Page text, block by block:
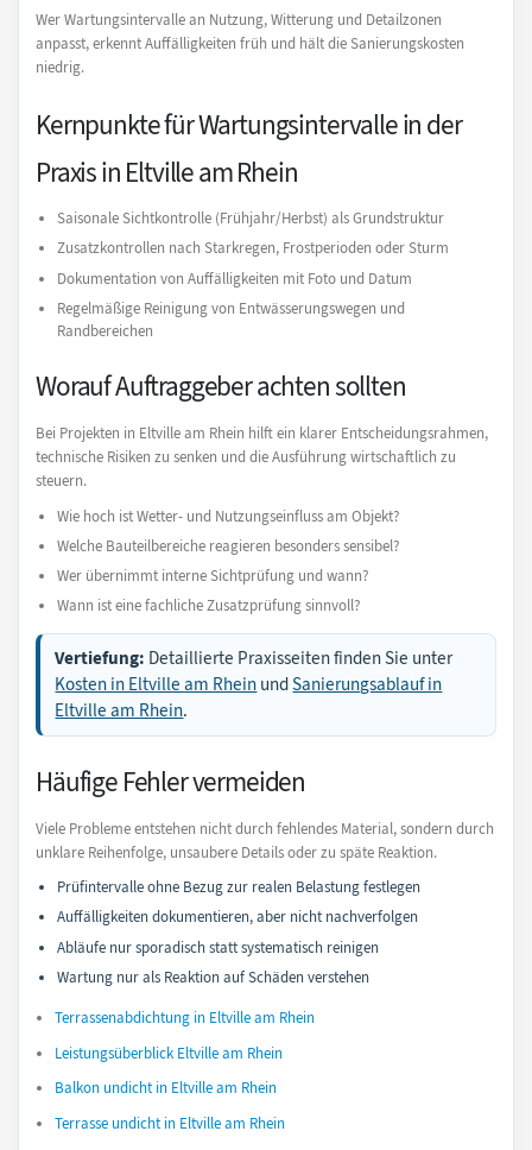
Wer Wartungsintervalle an Nutzung, Witterung und Detailzonen
anpasst, erkennt Auffälligkeiten früh und hält die Sanierungskosten
niedrig.
Kernpunkte für Wartungsintervalle in der
Praxis in Eltville am Rhein
Saisonale Sichtkontrolle (Frühjahr/Herbst) als Grundstruktur
Zusatzkontrollen nach Starkregen, Frostperioden oder Sturm
Dokumentation von Auffälligkeiten mit Foto und Datum
Regelmäßige Reinigung von Entwässerungswegen und
Randbereichen
Worauf Auftraggeber achten sollten
Bei Projekten in Eltville am Rhein hilft ein klarer Entscheidungsrahmen,
technische Risiken zu senken und die Ausführung wirtschaftlich zu
steuern.
Wie hoch ist Wetter- und Nutzungseinfluss am Objekt?
Welche Bauteilbereiche reagieren besonders sensibel?
Wer übernimmt interne Sichtprüfung und wann?
Wann ist eine fachliche Zusatzprüfung sinnvoll?
Vertiefung: Detaillierte Praxisseiten finden Sie unter
Kosten in Eltville am Rhein undSanierungsablauf in
Eltville am Rhein.
Häufige Fehler vermeiden
Viele Probleme entstehen nicht durch fehlendes Material, sondern durch
unklare Reihenfolge, unsaubere Details oder zu späte Reaktion.
Prüfintervalle ohne Bezug zur realen Belastung festlegen
Auffälligkeiten dokumentieren, aber nicht nachverfolgen
Abläufe nur sporadisch statt systematisch reinigen
Wartung nur als Reaktion auf Schäden verstehen
Terrassenabdichtung in Eltville am Rhein
Leistungsüberblick Eltville am Rhein
Balkon undicht in Eltville am Rhein
Terrasse undicht in Eltville am Rhein